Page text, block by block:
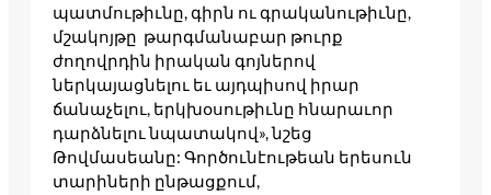
պատմութիւնը, գիրն ու գրականութիւնը,
մշակոյթը թարգմանաբար թուրք
ժողովրդին իրական գոյներով
ներկայացնելու եւ այդպիսով իրար
ճանաչելու, երկխօսութիւնը հնարաւոր
դարձնելու նպատակով», նշեց
Թովմասեանը: Գործունէութեան երեսուն
տարիների ընթացքում,